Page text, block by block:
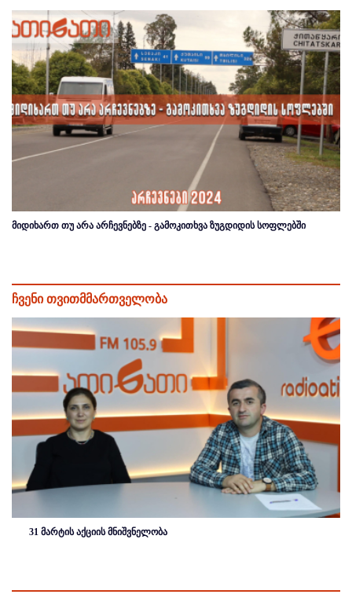
მიდიხართ თუ არა არჩევნებზე - გამოკითხვა ზუგდიდის სოფლებში
ჩვენი თვითმმართველობა
31 მარტის აქციის მნიშვნელობა